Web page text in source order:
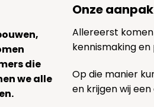
die
we alle
Onze aanpak
Allereerst
kennismaking
Op die manier
en krijgen wij